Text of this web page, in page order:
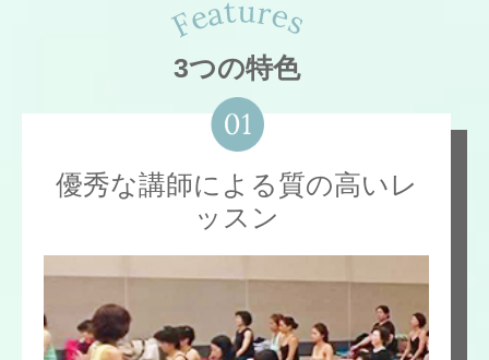
3つの特色
優秀な講師による質の高いレ
ッスン